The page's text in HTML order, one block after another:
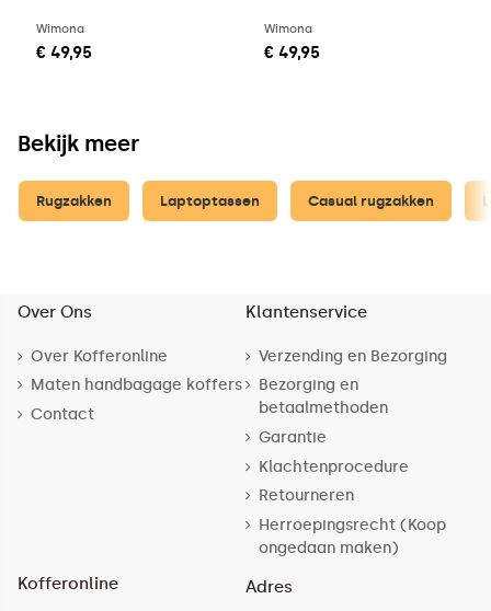
Wimona
€ 49,95
Wimona
€ 49,95
Bekijk meer
Rugzakken Laptoptassen Casual rugzakken
Over Ons
Over Kofferonline
Maten handbagage koffers
Contact
Klantenservice
Verzending en Bezorging
Bezorging en
betaalmethoden
Garantie
Klachtenprocedure
Retourneren
Herroepingsrecht (Koop
ongedaan maken)
Kofferonline Adres